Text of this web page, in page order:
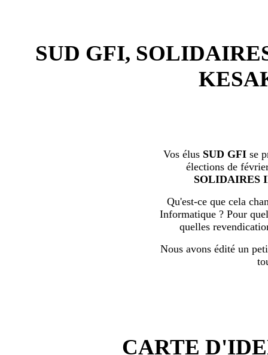
SUD GFI,
Vos élus SUD GFI se
élections de
SOLIDAIRES
Qu'est-ce que cela
Informatique ? Pour
quelles
Nous avons édité un
CARTE